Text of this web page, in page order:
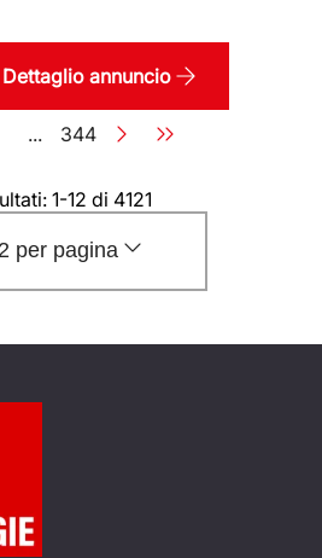
Dettaglio annuncio
... Pagina
344
1-12 di 4121
per pagina